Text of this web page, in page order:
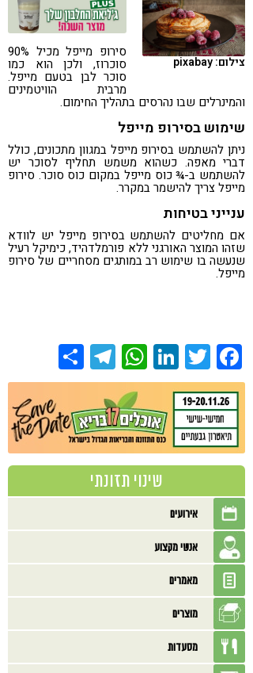
קורונה
טבעונות
צילום: pixabay
סירופ מייפל מכיל 90%
סוכרוז, ולכן הוא כמו
סוכר לבן בטעם מייפל.
מרבית הוויטמינים
והמינרלים שבו נהרסים בתהליך החימום.
שימוש בסירופ מייפל
ניתן להשתמש בסירופ מייפל במגוון מתכונים, כולל
דברי מאפה. כשהוא משמש תחליף לסוכר יש
להשתמש ב-¾ כוס מייפל במקום כוס סוכר. סירופ
מייפל צריך להישמר במקרר.
ענייני בטיחות
אם מחליטים להשתמש בסירופ מייפל יש לוודא
שזהו המוצר האורגני ללא פורמלדהיד, כימיקל רעיל
שנעשה בו שימוש רב במותגים מסחריים של סירופ
מייפל.
Facebook
Twitter
LinkedIn
WhatsApp
Telegram
שינוי תזונתי
אירועים
אנשי מקצוע
מאמרים
מוצרים
מסעדות